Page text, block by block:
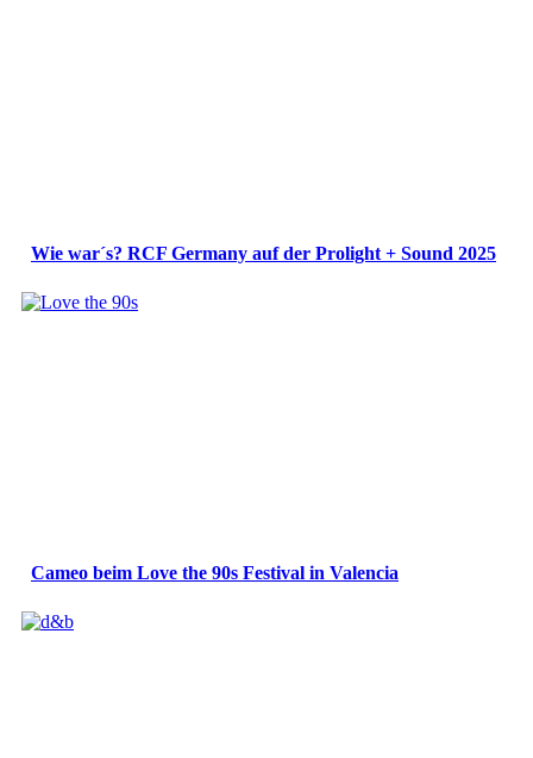
Wie war´s? RCF Germany auf der Prolight + Sound 2025
Cameo beim Love the 90s Festival in Valencia